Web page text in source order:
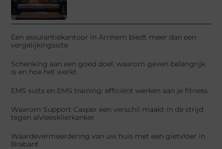
Een assurantiekantoor in Arnhem biedt meer dan een
vergelijkingssite
Schenking aan een goed doel: waarom geven belangrijk
is en hoe het werkt
EMS suits en EMS training: efficiënt werken aan je fitness
Waarom Support Casper een verschil maakt in de strijd
tegen alvleesklierkanker
Waardevermeerdering van uw huis met een gietvloer in
Brabant